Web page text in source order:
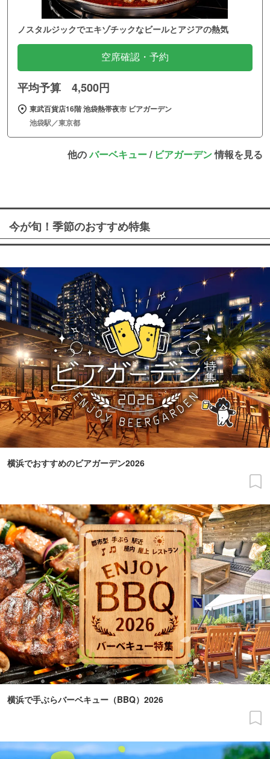
ノスタルジックでエキゾチックなビールとアジアの熱気
空席確認・予約
平均予算 4,500円
東武百貨店16階 池袋熱帯夜市 ビアガーデン
池袋駅／東京都
他のバーベキュー/ ビアガーデン情報を見る
今が旬！季節のおすすめ特集
横浜でおすすめのビアガーデン2026
横浜で手ぶらバーベキュー（BBQ）2026